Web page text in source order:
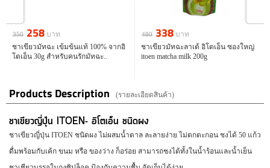
ชาเชียวญี่ปุ่นผสมมัทฉะ ชนิดถุง tea
328 258บาท
Maruko ชาเขียวข้าวคั่ว เกมมัยฉะ
ชนิดซอง tea bag
350
ชาอู่หลง ชนิด tea bag มี polyphenol 360
mg 1..
350 258 บาท
ชาเขียวมัทฉะ เข้มข้นแท้ 100% จากอิ
โตเอ็น 30g สำหรับคนรักมัทฉะ..
480 338 บาท
ชาเขียวมัทฉะลาเต้ อิโตเอ็น ซองใหญ่
itoen matcha milk 200g
290 178บาท
270 198บาท
Products Description (รายละเอียดสินค้า)
ชาเขียวญี่ปุ่น ITOEN- อิโตเอ็น ชนิดผง
ชาเขียวญี่ปุ่น ITOEN ชนิดผง ไม่ผสมน้ำตาล ละลายง่าย ไม่ตกตะกอน ชงได้ 50 แก้ว
ดื่มพร้อมกับเค้ก ขนม หรือ ของว่าง ก็อร่อย สามารถชงได้ทั้งในน้ำร้อนและน้ำเย็น